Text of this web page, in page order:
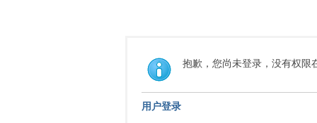
抱歉，您尚未登录，没有权限
用户登录